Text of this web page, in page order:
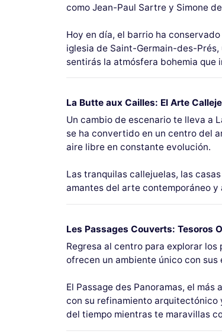
como Jean-Paul Sartre y Simone
Hoy en día, el barrio ha
iglesia de Saint-Germain-des-
sentirás la atmósfera bohemia
La Butte aux Cailles: El Arte
Un cambio de escenario te lleva a
se ha convertido en un centro del
aire libre en constante evolución.
Las tranquilas callejuelas, las
amantes del arte contemporáneo
Les Passages Couverts: Tesoros
Regresa al centro para explorar
ofrecen un ambiente único con
El Passage des Panoramas, el
con su refinamiento arquitectónico
del tiempo mientras te maravillas